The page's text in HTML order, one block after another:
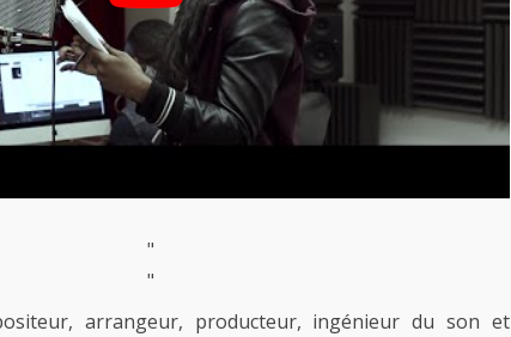
"
"
arrangeur, producteur, ingénieur du son et